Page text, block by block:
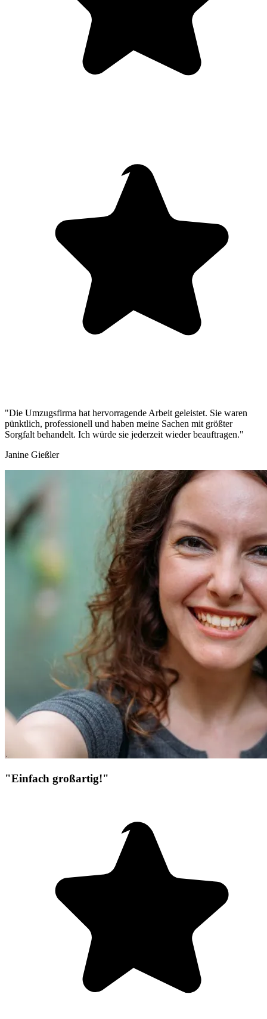
"Die Umzugsfirma hat hervorragende Arbeit geleistet. Sie waren
pünktlich, professionell und haben meine Sachen mit größter
Sorgfalt behandelt. Ich würde sie jederzeit wieder beauftragen."
Janine Gießler
"Einfach großartig!"